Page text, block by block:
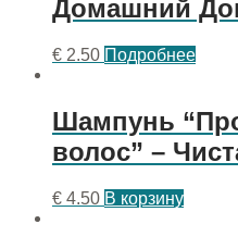
Домашний
€ 2.50 Подробнее
Шампунь
волос” –
€ 4.50 В корзину